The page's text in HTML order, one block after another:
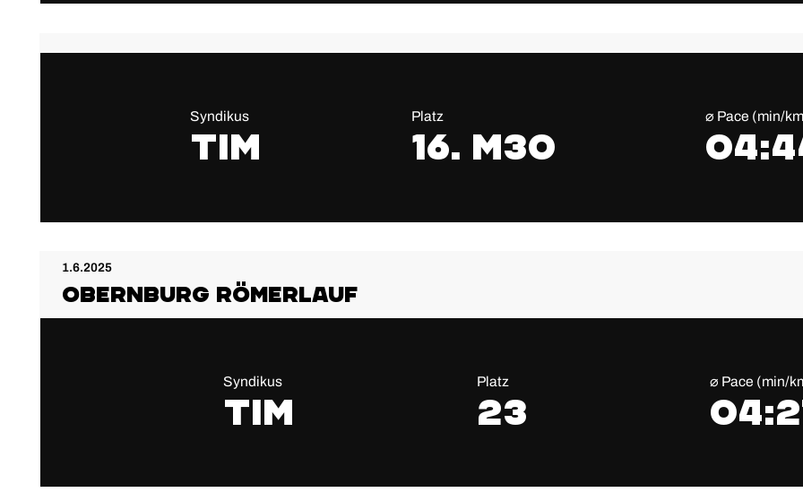
Syndikus
Tim
Platz
16. M30
⌀ Pace (min/
1.6.2025
Obernburg Römerlauf
Syndikus
Tim
Platz
23
⌀ Pace (min/